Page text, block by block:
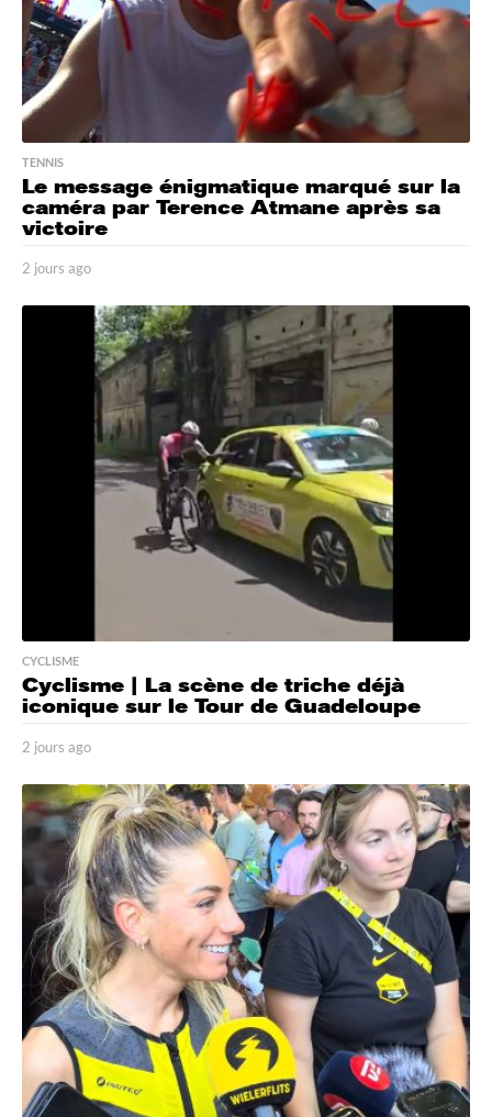
TENNIS
Le message énigmatique marqué sur la
caméra par Terence Atmane après sa
victoire
2 jours ago
o
u
r
s
a
o
CYCLISME
Cyclisme | La scène de triche déjà
iconique sur le Tour de Guadeloupe
2 jours ago
o
u
r
s
a
g
o